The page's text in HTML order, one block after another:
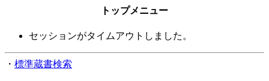
トップメニュー
セッションがタイムアウトしました。
・ 標準蔵書検索